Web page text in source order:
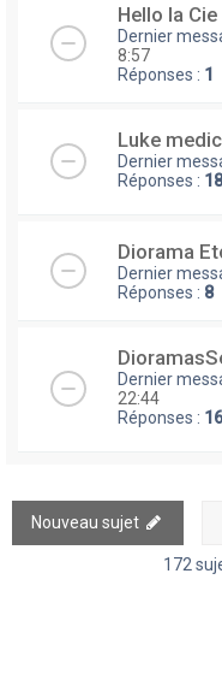
Hello la Cie
Dernier
8:57
Réponses : 1
Luke
Dernier
Réponses : 18
Diorama
Dernier
Réponses : 8
Dernier
22:44
Réponses : 16
Nouveau sujet
172